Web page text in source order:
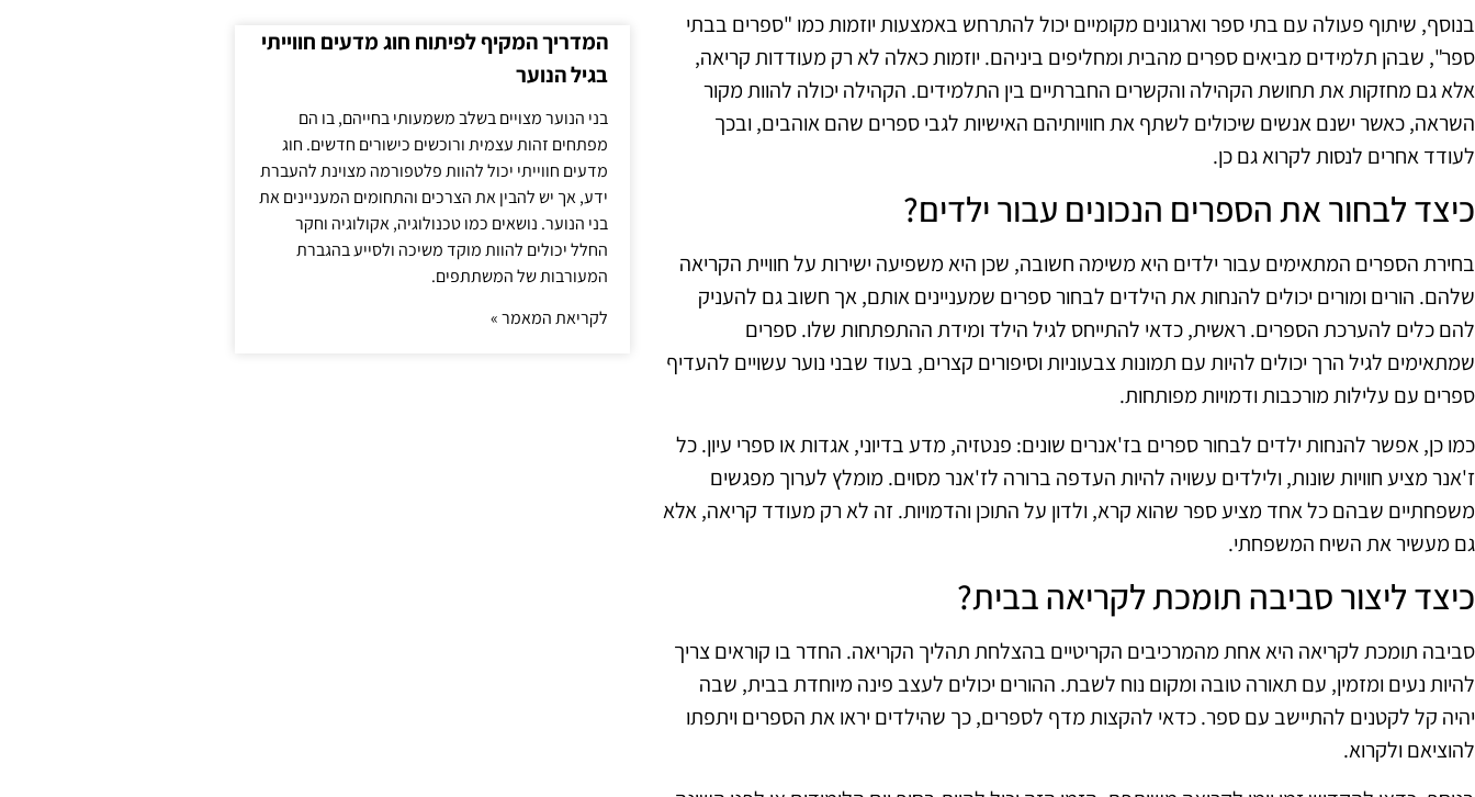
בנוסף, שיתוף פעולה עם בתי ספר וארגונים מקומיים יכול להתרחש באמצעות יוזמות כמו "ספרים בבתי
ספר", שבהן תלמידים מביאים ספרים מהבית ומחליפים ביניהם. יוזמות כאלה לא רק מעודדות קריאה,
אלא גם מחזקות את תחושת הקהילה והקשרים החברתיים בין התלמידים. הקהילה יכולה להוות מקור
השראה, כאשר ישנם אנשים שיכולים לשתף את חוויותיהם האישיות לגבי ספרים שהם אוהבים, ובכך
לעודד אחרים לנסות לקרוא גם כן.
כיצד לבחור את הספרים הנכונים עבור ילדים?
בחירת הספרים המתאימים עבור ילדים היא משימה חשובה, שכן היא משפיעה ישירות על חוויית הקריאה
שלהם. הורים ומורים יכולים להנחות את הילדים לבחור ספרים שמעניינים אותם, אך חשוב גם להעניק
להם כלים להערכת הספרים. ראשית, כדאי להתייחס לגיל הילד ומידת ההתפתחות שלו. ספרים
שמתאימים לגיל הרך יכולים להיות עם תמונות צבעוניות וסיפורים קצרים, בעוד שבני נוער עשויים להעדיף
ספרים עם עלילות מורכבות ודמויות מפותחות.
כמו כן, אפשר להנחות ילדים לבחור ספרים בז'אנרים שונים: פנטזיה, מדע בדיוני, אגדות או ספרי עיון. כל
ז'אנר מציע חוויות שונות, ולילדים עשויה להיות העדפה ברורה לז'אנר מסוים. מומלץ לערוך מפגשים
משפחתיים שבהם כל אחד מציע ספר שהוא קרא, ולדון על התוכן והדמויות. זה לא רק מעודד קריאה, אלא
גם מעשיר את השיח המשפחתי.
כיצד ליצור סביבה תומכת לקריאה בבית?
סביבה תומכת לקריאה היא אחת מהמרכיבים הקריטיים בהצלחת תהליך הקריאה. החדר בו קוראים צריך
להיות נעים ומזמין, עם תאורה טובה ומקום נוח לשבת. ההורים יכולים לעצב פינה מיוחדת בבית, שבה
יהיה קל לקטנים להתיישב עם ספר. כדאי להקצות מדף לספרים, כך שהילדים יראו את הספרים ויתפתו
להוציאם ולקרוא.
המדריך המקיף לפיתוח חוג מדעים חווייתי
בגיל הנוער
בני הנוער מצויים בשלב משמעותי בחייהם, בו הם
מפתחים זהות עצמית ורוכשים כישורים חדשים. חוג
מדעים חווייתי יכול להוות פלטפורמה מצוינת להעברת
ידע, אך יש להבין את הצרכים והתחומים המעניינים את
בני הנוער. נושאים כמו טכנולוגיה, אקולוגיה וחקר
החלל יכולים להוות מוקד משיכה ולסייע בהגברת
המעורבות של המשתתפים.
לקריאת המאמר »